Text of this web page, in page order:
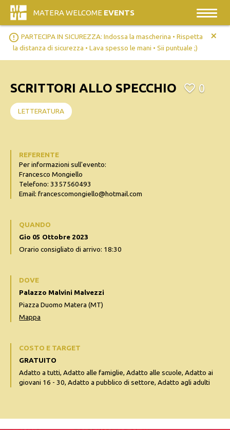
MATERA WELCOME EVENTS
error_outline PARTECIPA IN SICUREZZA: Indossa la mascherina • Rispetta
la distanza di sicurezza • Lava spesso le mani • Sii puntuale ;)
+
SCRITTORI ALLO SPECCHIO 0
LETTERATURA
REFERENTE
Per informazioni sull'evento:
Francesco Mongiello
Telefono: 3357560493
Email: francescomongiello@hotmail.com
QUANDO
Gio 05 Ottobre 2023
Orario consigliato di arrivo: 18:30
DOVE
Palazzo Malvini Malvezzi
Piazza Duomo Matera (MT)
Mappa
COSTO E TARGET
GRATUITO
Adatto a tutti, Adatto alle famiglie, Adatto alle scuole, Adatto ai
giovani 16 - 30, Adatto a pubblico di settore, Adatto agli adulti